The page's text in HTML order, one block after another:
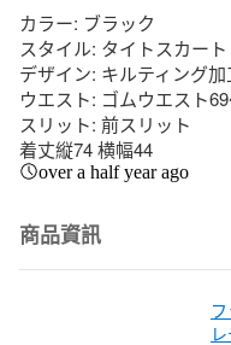
カラー: ブラック
スタイル: タイトスカート
デザイン: キルティング加
ウエスト: ゴムウエスト
スリット: 前スリット
着丈縦74 横幅44
over a half year ago
商品資訊